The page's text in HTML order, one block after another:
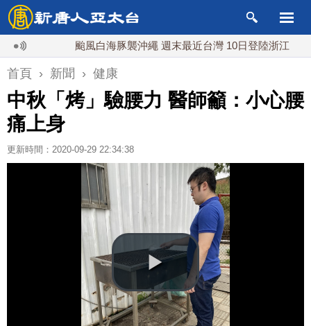
颱風白海豚襲沖繩 週末最近台灣 10日登陸浙江 川普
首頁 › 新聞 › 健康
中秋「烤」驗腰力 醫師籲：小心腰
痛上身
更新時間：2020-09-29 22:34:38